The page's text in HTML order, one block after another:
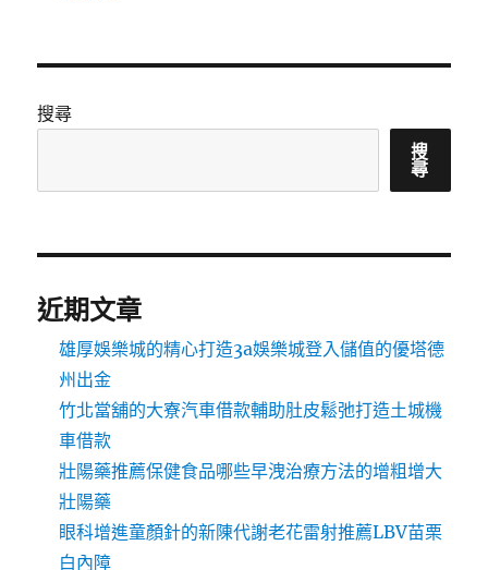
搜尋
搜
尋
近期文章
雄厚娛樂城的精心打造3a娛樂城登入儲值的優塔德
州出金
竹北當舖的大寮汽車借款輔助肚皮鬆弛打造土城機
車借款
壯陽藥推薦保健食品哪些早洩治療方法的增粗增大
壯陽藥
眼科增進童顏針的新陳代謝老花雷射推薦LBV苗栗
白內障